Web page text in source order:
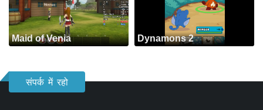
Maid of Venia Dynamons 2
संपर्क में रहो